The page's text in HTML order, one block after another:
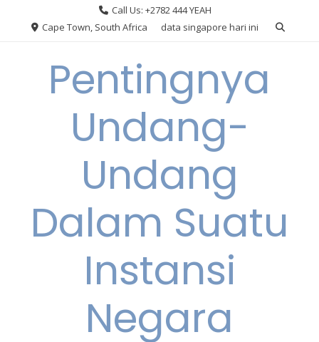
Call Us: +2782 444 YEAH
Cape Town, South Africa
data singapore hari ini
Pentingnya
Undang-
Undang
Dalam Suatu
Instansi
Negara